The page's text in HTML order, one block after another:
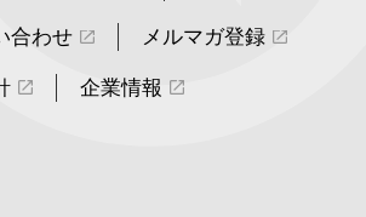
合わせ メルマガ登録
企業情報